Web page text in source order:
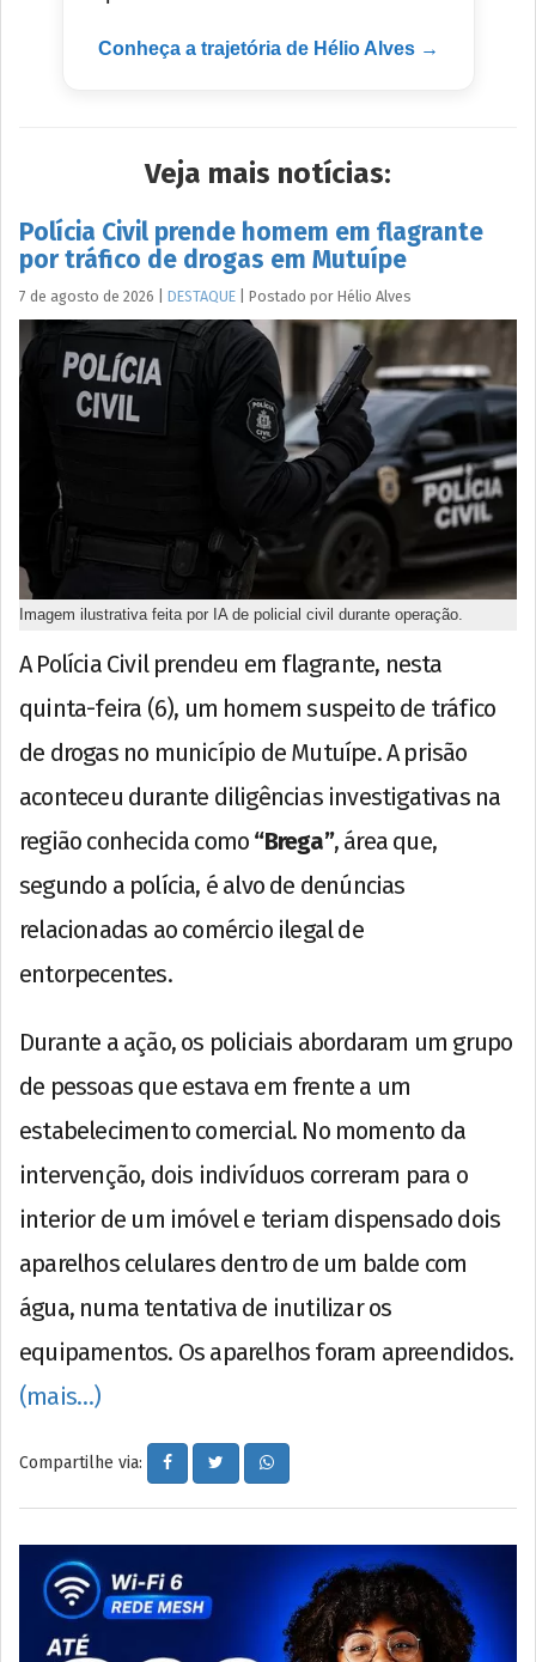
Conheça a trajetória de Hélio Alves →
Veja mais notícias:
Polícia Civil prende homem em flagrante
por tráfico de drogas em Mutuípe
7 de agosto de 2026 DESTAQUE Postado por Hélio Alves
Imagem ilustrativa feita por IA de policial civil durante operação.
A Polícia Civil prendeu em flagrante, nesta
quinta-feira (6), um homem suspeito de tráfico
de drogas no município de Mutuípe. A prisão
aconteceu durante diligências investigativas na
região conhecida como “Brega”, área que,
segundo a polícia, é alvo de denúncias
relacionadas ao comércio ilegal de
entorpecentes.
Durante a ação, os policiais abordaram um grupo
de pessoas que estava em frente a um
estabelecimento comercial. No momento da
intervenção, dois indivíduos correram para o
interior de um imóvel e teriam dispensado dois
aparelhos celulares dentro de um balde com
água, numa tentativa de inutilizar os
equipamentos. Os aparelhos foram apreendidos.
(mais…)
Compartilhe via: